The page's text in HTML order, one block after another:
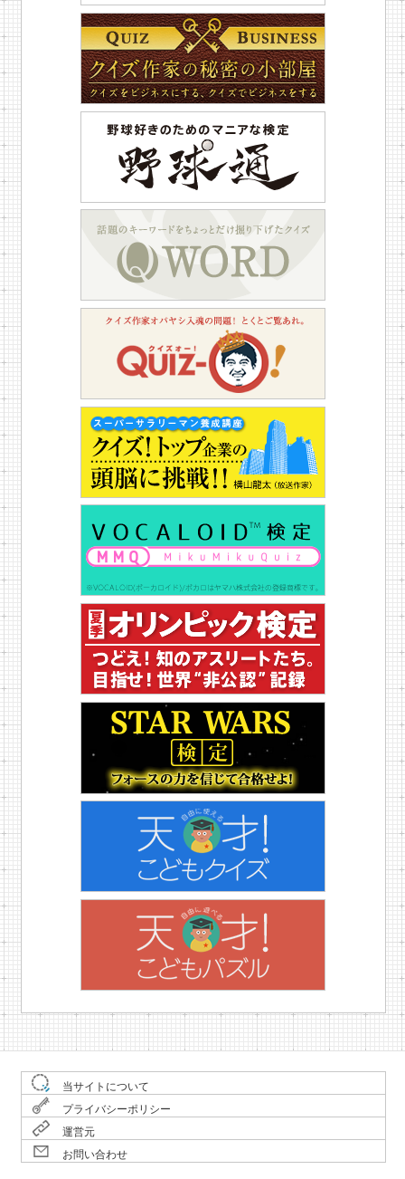
当サイトについて
プライバシーポリシー
運営元
お問い合わせ